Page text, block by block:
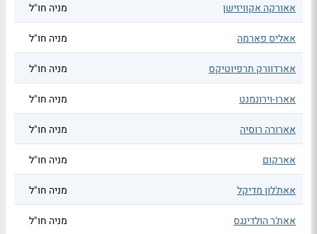
אאורקה אקוויזישן מניה חו"ל
אאליס פארמה מניה חו"ל
אארדוורק תרפיוטיקס מניה חו"ל
אארו-וירונמנט מניה חו"ל
אארורה רוסיה מניה חו"ל
אארקום מניה חו"ל
אאת'לון מדיקל מניה חו"ל
אאת'ר הולדינגס מניה חו"ל